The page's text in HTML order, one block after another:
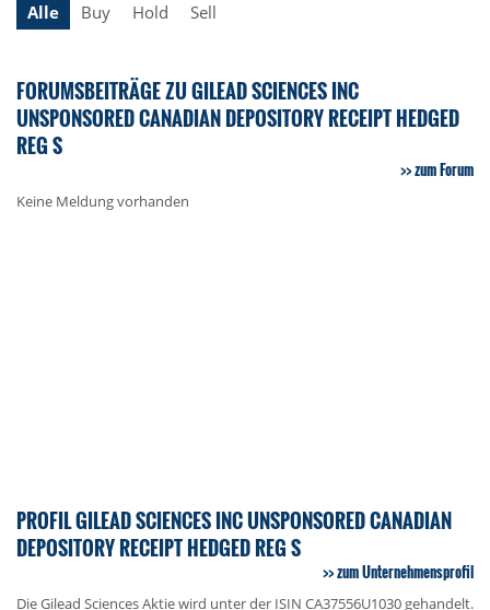
Alle
Buy Hold Sell
FORUMSBEITRÄGE ZU GILEAD SCIENCES INC
UNSPONSORED CANADIAN DEPOSITORY RECEIPT HEDGED
REG S
zum Forum
Keine Meldung vorhanden
PROFIL GILEAD SCIENCES INC UNSPONSORED CANADIAN
DEPOSITORY RECEIPT HEDGED REG S
zum Unternehmensprofil
Die Gilead Sciences Aktie wird unter der ISIN CA37556U1030 gehandelt.